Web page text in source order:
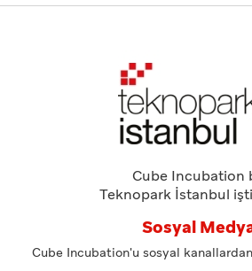
Cube Incubation
Teknopark İstanbul
Sosyal
Cube Incubation'u sosyal